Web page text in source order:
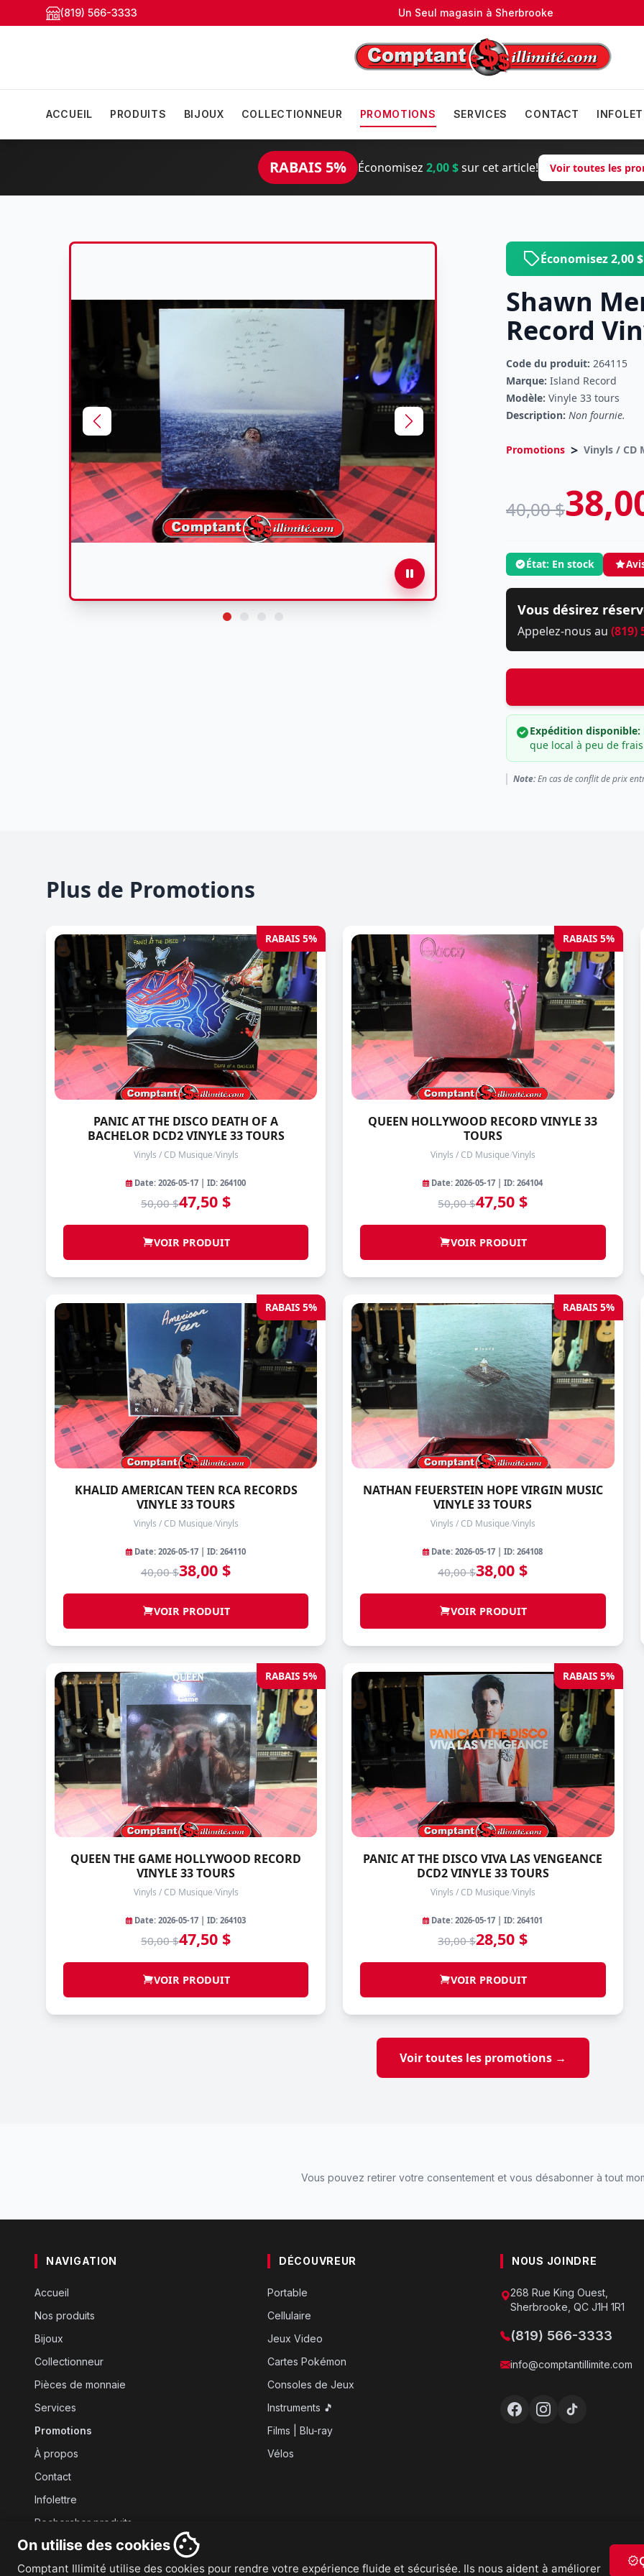
On utilise des cookies
Comptant Illimité utilise des cookies pour rendre votre expérience fluide et sécurisée. Ils nous aident à améliorer
verified
(819) 566-3333 Un Seul magasin à Sherbrooke
ACCUEIL PRODUITS BIJOUX COLLECTIONNEUR PROMOTIONS SERVICES CONTACT
RABAIS 5% Économisez 2,00 $sur cet article! Voir toutes les
Économisez 2,00
Shawn
Record
Code du produit: 264115
Marque: Island Record
Modèle: Vinyle 33 tours
Description: Non fournie.
Promotions > Vinyls / CD
40,00 $
État: En stock
Vous désirez
Appelez-nous au (819)
Expédition disponible:
que local à peu de frais
Note:En cas de conflit de prix
Plus de Promotions
RABAIS 5%
PANIC AT THE DISCO DEATH OF A
BACHELOR DCD2 VINYLE 33 TOURS
Vinyls / CD Musique/Vinyls
Date: 2026-05-17 | ID: 264100
50,00 $47,50 $
VOIR PRODUIT
RABAIS 5%
QUEEN HOLLYWOOD RECORD VINYLE 33
TOURS
Vinyls / CD Musique/Vinyls
Date: 2026-05-17 | ID: 264104
50,00 $47,50 $
VOIR PRODUIT
RABAIS 5%
KHALID AMERICAN TEEN RCA RECORDS
VINYLE 33 TOURS
Vinyls / CD Musique/Vinyls
Date: 2026-05-17 | ID: 264110
40,00 $38,00 $
VOIR PRODUIT
RABAIS 5%
NATHAN FEUERSTEIN HOPE VIRGIN MUSIC
VINYLE 33 TOURS
Vinyls / CD Musique/Vinyls
Date: 2026-05-17 | ID: 264108
40,00 $38,00 $
VOIR PRODUIT
RABAIS 5%
QUEEN THE GAME HOLLYWOOD RECORD
VINYLE 33 TOURS
Vinyls / CD Musique/Vinyls
Date: 2026-05-17 | ID: 264103
50,00 $47,50 $
VOIR PRODUIT
RABAIS 5%
PANIC AT THE DISCO VIVA LAS VENGEANCE
DCD2 VINYLE 33 TOURS
Vinyls / CD Musique/Vinyls
Date: 2026-05-17 | ID: 264101
30,00 $28,50 $
VOIR PRODUIT
Voir toutes les promotions →
Vous pouvez retirer votre consentement et vous désabonner à tout
NAVIGATION
Accueil
Nos produits
Bijoux
Collectionneur
Pièces de monnaie
Services
Promotions
À propos
Contact
Infolettre
Rechercher produits
DÉCOUVREUR
Portable
Cellulaire
Jeux Video
Cartes Pokémon
Consoles de Jeux
Instruments 🎵
Films | Blu-ray
Vélos
NOUS JOINDRE
268 Rue King Ouest,
Sherbrooke, QC J1H 1R1
(819) 566-3333
info@comptantillimite.com